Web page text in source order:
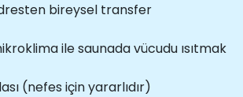
bireysel transfer
ile saunada vücudu ısıtmak
(nefes için yararlıdır)